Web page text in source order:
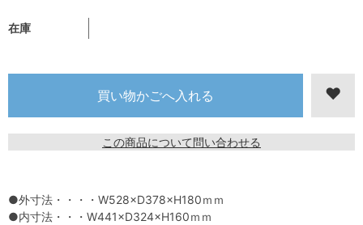
在庫
この商品について問い合わせる
●外寸法・・・・W528×D378×H180ｍｍ
●内寸法・・・W441×D324×H160ｍｍ